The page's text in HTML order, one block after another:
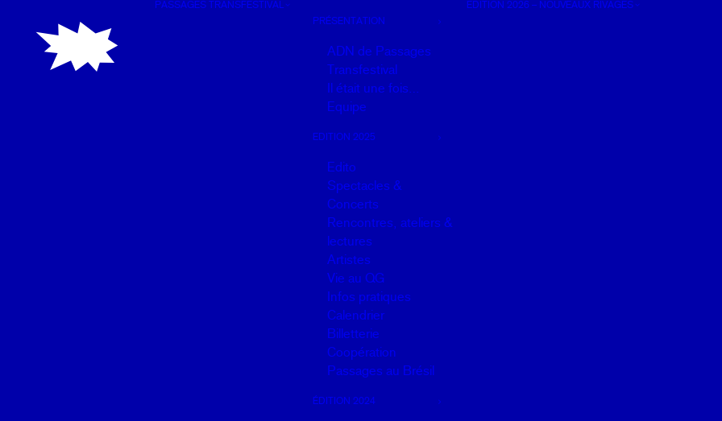
PASSAGES TRANSFESTIVAL
PRÉSENTATION
ADN de Passages
Transfestival
Il était une fois…
Equipe
EDITION 2025
Edito
Spectacles &
Concerts
Rencontres, ateliers &
lectures
Artistes
Vie au QG
Infos pratiques
Calendrier
Billetterie
Coopération
Passages au Brésil
ÉDITION 2024
EDITION 2026 – NOUVEAUX RIVAGES
Panneau de gestion des cookies